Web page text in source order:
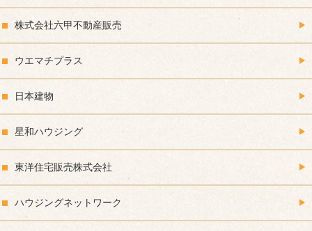
株式会社六甲不動産販売
ウエマチプラス
日本建物
星和ハウジング
東洋住宅販売株式会社
ハウジングネットワーク